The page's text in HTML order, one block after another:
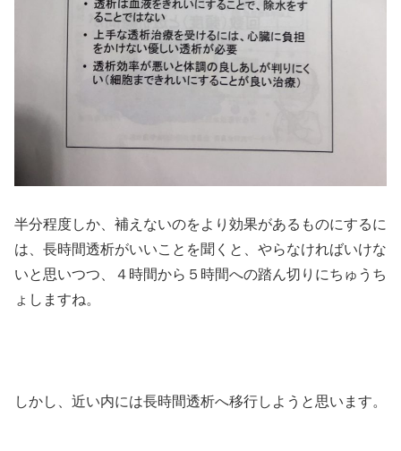
半分程度しか、補えないのをより効果があるものにするに
は、長時間透析がいいことを聞くと、やらなければいけな
いと思いつつ、４時間から５時間への踏ん切りにちゅうち
ょしますね。
しかし、近い内には長時間透析へ移行しようと思います。